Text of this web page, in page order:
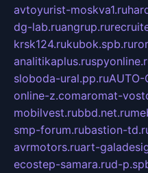
avtoyurist-moskva1.ru
dg-lab.ruangrup.ru
krsk124.rukubok.spb.ru
analitikaplus.ru
sloboda-ural.pp.ruAUTO-
online-z.comaromat-
mobilvest.rubbd.net.ru
smp-forum.rubastion-
avrmotors.ruart-
ecostep-samara.rud-